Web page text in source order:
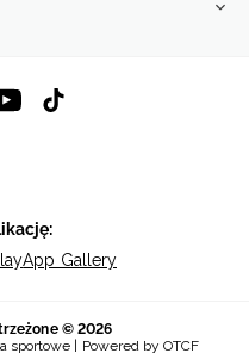
App Gallery
© 2026
sportowe | Powered by OTCF